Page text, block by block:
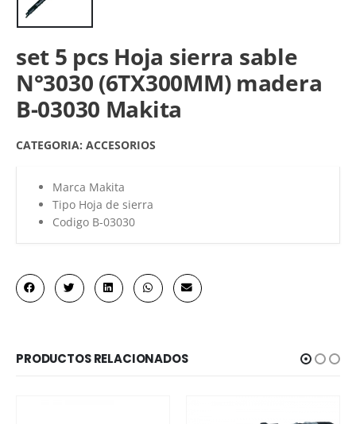
set 5 pcs Hoja sierra sable
N°3030 (6TX300MM) madera
B-03030 Makita
CATEGORIA: ACCESORIOS
Marca Makita
Tipo Hoja de sierra
Codigo B-03030
PRODUCTOS RELACIONADOS